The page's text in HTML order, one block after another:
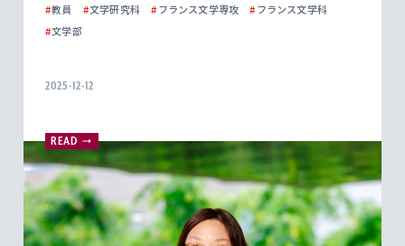
#教員 #文学研究科 #フランス文学専攻 #フランス文学科
#文学部
2025-12-12
READ